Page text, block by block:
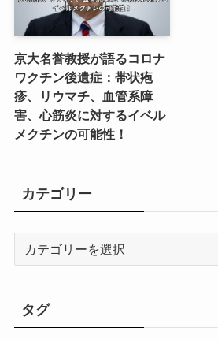
京大名誉教授が語るコロナ
ワクチン後遺症：帯状疱
疹、リウマチ、血管系障
害、心筋炎に対するイベル
メクチンの可能性！
カテゴリー
ー
タグ